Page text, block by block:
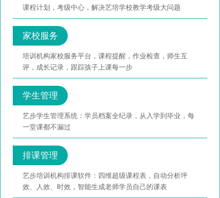
课程计划，考级中心，解决艺培学校教学考级大问题
家校服务
培训机构家校服务平台，课程提醒，作业检查，师生互
评，成长记录，跟踪孩子上课每一步
学生管理
艺步学生管理系统：学员档案全纪录，从入学到毕业，每
一堂课都不漏过
排课管理
艺步培训机构排课软件：四维超级课程表，自动分析坪
效、人效、时效，智能生成老师学员自己的课表